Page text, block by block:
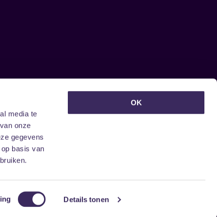
media te
onze
gegevens
basis van
Details tonen
OK
ontvangen?